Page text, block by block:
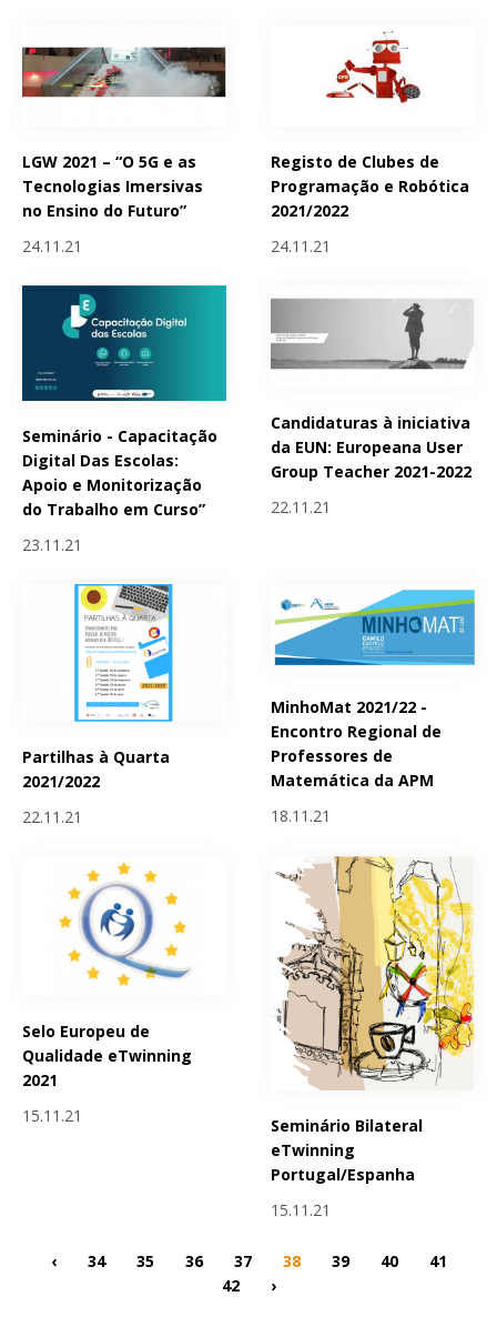
LGW 2021 – “O 5G e as
Tecnologias Imersivas
no Ensino do Futuro”
24.11.21
Registo de Clubes de
Programação e Robótica
2021/2022
24.11.21
Seminário - Capacitação
Digital Das Escolas:
Apoio e Monitorização
do Trabalho em Curso”
23.11.21
Candidaturas à iniciativa
da EUN: Europeana User
Group Teacher 2021-2022
22.11.21
Partilhas à Quarta
2021/2022
22.11.21
MinhoMat 2021/22 -
Encontro Regional de
Professores de
Matemática da APM
18.11.21
Selo Europeu de
Qualidade eTwinning
2021
15.11.21
Seminário Bilateral
eTwinning
Portugal/Espanha
15.11.21
‹ 34 35 36 37 38 39 40
41
42
›